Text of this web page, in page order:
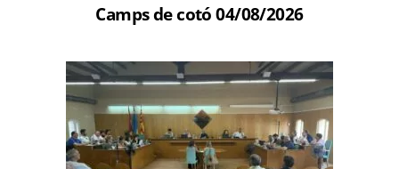
Camps de cotó 04/08/2026